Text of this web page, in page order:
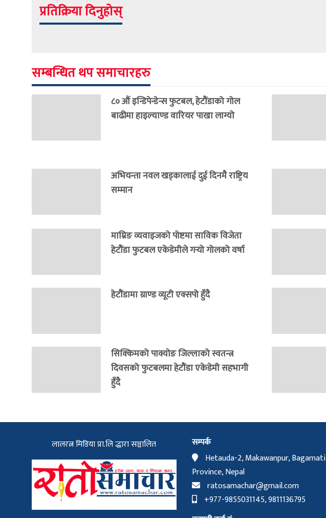
प्रतिक्रिया दिनुहोस्
सम्बन्धित थप समाचारहरु
८० औं इन्डिपेन्डेन्स फुटबल, हेटौंडाको गोल
बाढीमा हाइल्याण्ड वारियर पाखा लाग्यो
अभियन्ता नवल खड्कालाई दुई दिनमै राष्ट्रिय
सम्मान
माम्रिङ व्यवाइजको पोष्टमा साविक विजेता
हेटौंडा फुटबल एकेडेमीले गर्‍यो गोलको वर्षा
हेटौंडामा ग्राण्ड व्यूटी एक्सपो हुँदै
सिक्किमको पाक्योङ जिल्लाको स्वतन्त्र
दिवसको फुटबलमा हेटौंडा एकेडेमी सहभागी
हुँदै
लालरत्न मिडिया प्रा.लि द्धारा सञ्चालित
सम्पर्क
Hetauda-2, Makawanpur, Bagamati
Province, Nepal
ratosamachar@gmail.com
+977-9855031145, 9811136795